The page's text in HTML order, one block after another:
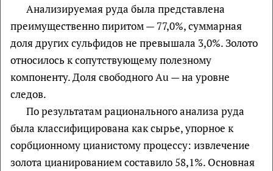
Анализируемая руда была представлена
преимущественно пиритом — 77,0%, суммарная
доля других сульфидов не превышала 3,0%. Золото
относилось к сопутствующему полезному
компоненту. Доля свободного Au — на уровне
следов.
По результатам рационального анализа руда
была классифицирована как сырье, упорное к
сорбционному цианистому процессу: извлечение
золота цианированием составило 58,1%. Основная